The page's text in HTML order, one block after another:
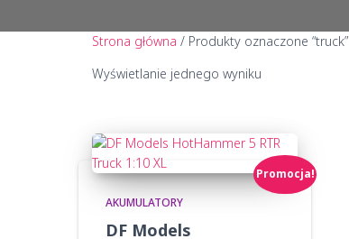
Strona główna / Produkty oznaczone “truck”
Wyświetlanie jednego wyniku
Promocja!
AKUMULATORY
DF Models